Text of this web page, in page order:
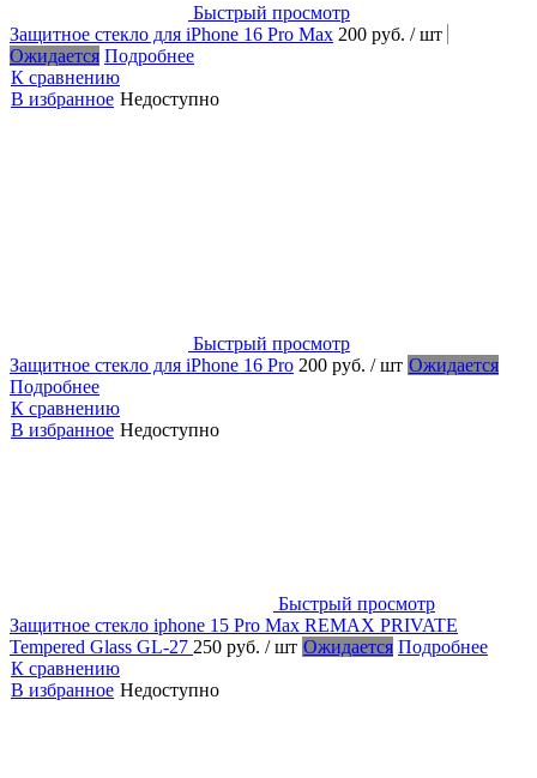
Быстрый просмотр
Защитное стекло для iPhone 16 Pro Max 200 руб. / шт
Ожидается Подробнее
К сравнению
В избранное Недоступно
Быстрый просмотр
Защитное стекло для iPhone 16 Pro 200 руб. / шт Ожидается
Подробнее
К сравнению
В избранное Недоступно
Быстрый просмотр
Защитное стекло iphone 15 Pro Max REMAX PRIVATE
Tempered Glass GL-27 250 руб. / шт Ожидается Подробнее
К сравнению
В избранное Недоступно